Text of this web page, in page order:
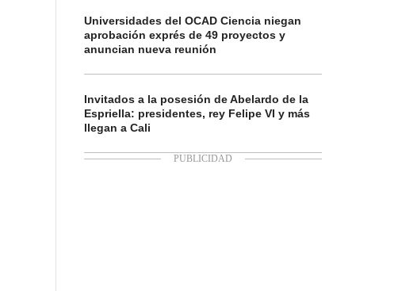
Universidades del OCAD Ciencia niegan
aprobación exprés de 49 proyectos y
anuncian nueva reunión
Invitados a la posesión de Abelardo de la
Espriella: presidentes, rey Felipe VI y más
llegan a Cali